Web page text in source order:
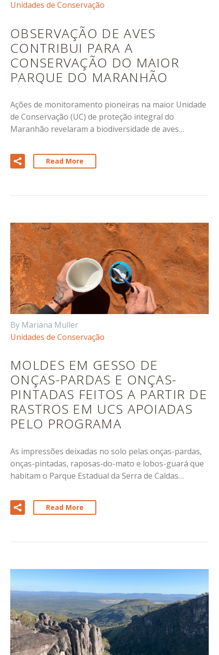
Unidades de Conservação
OBSERVAÇÃO DE AVES
CONTRIBUI PARA A
CONSERVAÇÃO DO MAIOR
PARQUE DO MARANHÃO
Ações de monitoramento pioneiras na maior Unidade
de Conservação (UC) de proteção integral do
Maranhão revelaram a biodiversidade de aves…
Read More
By Mariana Muller
Unidades de Conservação
MOLDES EM GESSO DE
ONÇAS-PARDAS E ONÇAS-
PINTADAS FEITOS A PARTIR DE
RASTROS EM UCS APOIADAS
PELO PROGRAMA
As impressões deixadas no solo pelas onças-pardas,
onças-pintadas, raposas-do-mato e lobos-guará que
habitam o Parque Estadual da Serra de Caldas…
Read More